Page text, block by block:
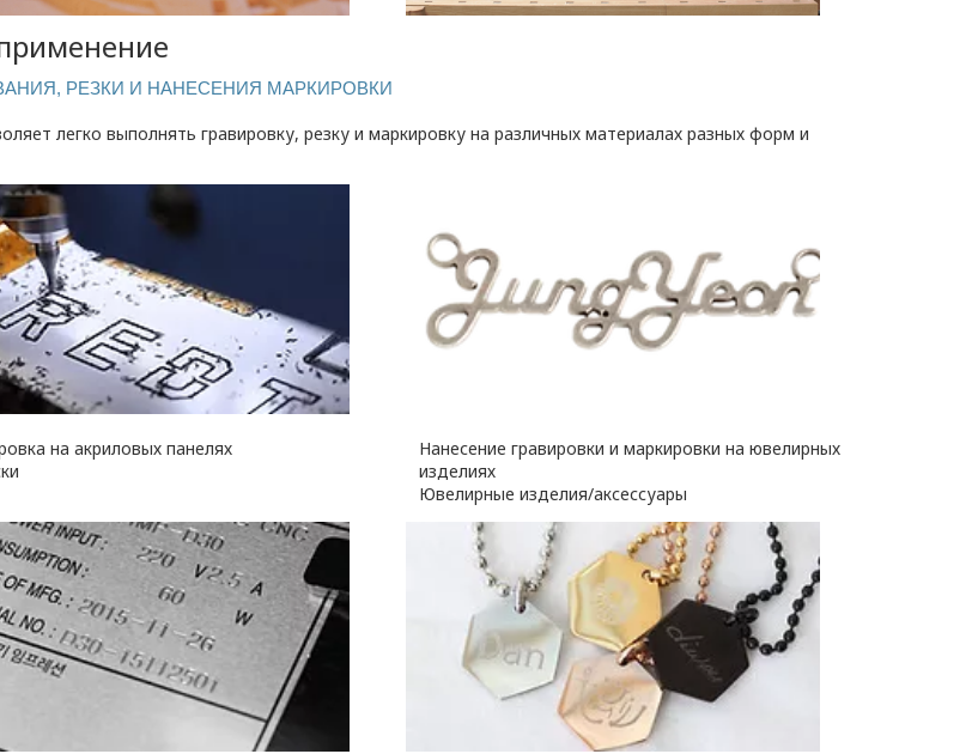
РЕЗКИ И НАНЕСЕНИЯ МАРКИРОВКИ
легко выполнять гравировку, резку и маркировку на различных материалах разных форм и
на акриловых панелях
Нанесение гравировки и маркировки на ювелирных
изделиях
Ювелирные изделия/аксессуары